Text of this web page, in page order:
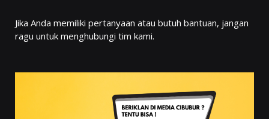
Jika Anda memiliki pertanyaan atau butuh bantuan, jangan
ragu untuk menghubungi tim kami.